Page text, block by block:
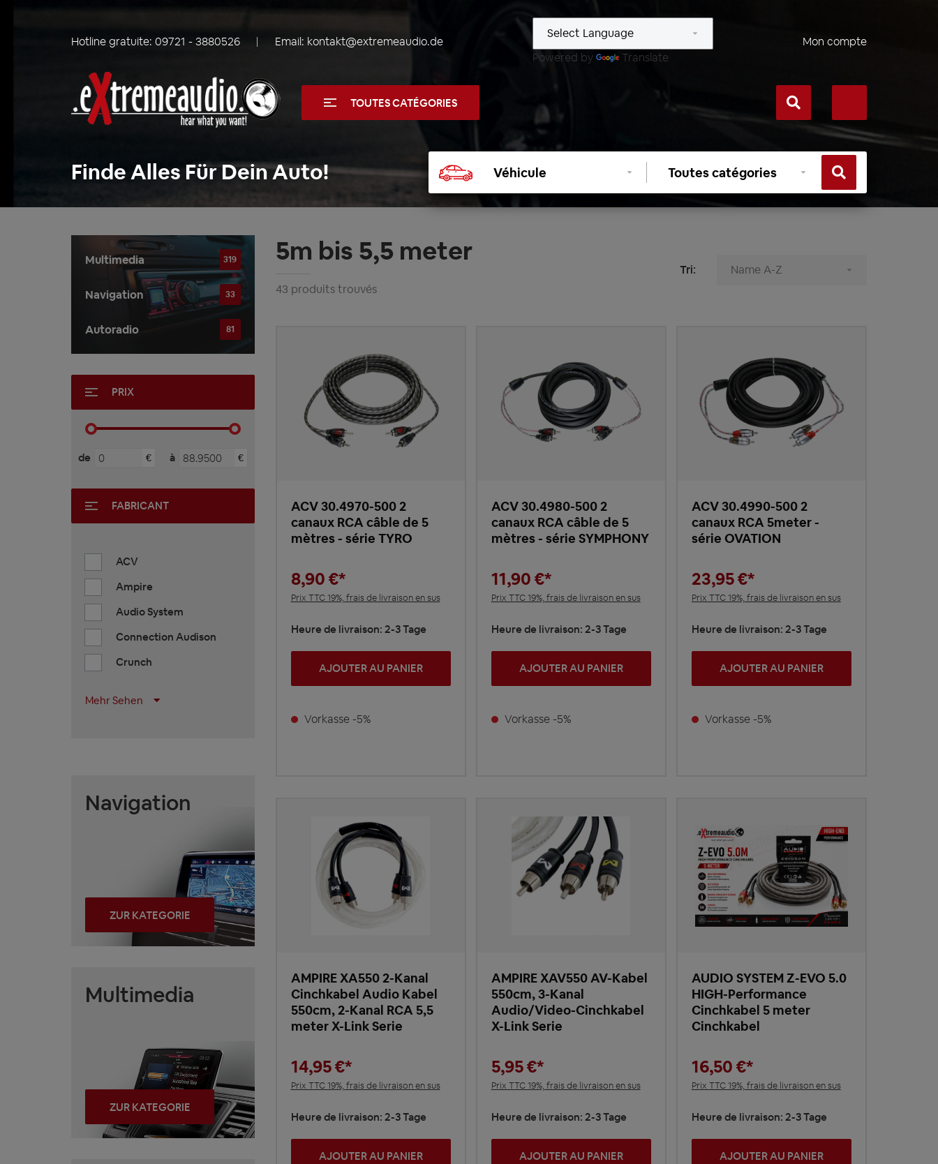
Hotline gratuite: 09721 - 3880526 Email: kontakt@extremeaudio.de
Powered by
Translate
Mon compte
TOUTES CATÉGORIES
Finde Alles Für Dein Auto!
un
véhicule
Sélectionner
catégorie
Multimedia 319
Navigation 33
Autoradio 81
PRIX
de € à €
FABRICANT
ACV
Ampire
Audio System
Connection Audison
Crunch
Mehr Sehen
Navigation
ZUR KATEGORIE
Multimedia
ZUR KATEGORIE
5m bis 5,5 meter
43 produits trouvés
Tri:
ACV 30.4970-500 2
canaux RCA câble de 5
mètres - série TYRO
8,90 €*
Prix TTC 19%, frais de livraison en sus
Heure de livraison: 2-3 Tage
AJOUTER AU PANIER
Vorkasse -5%
ACV 30.4980-500 2
canaux RCA câble de 5
mètres - série SYMPHONY
11,90 €*
Prix TTC 19%, frais de livraison en sus
Heure de livraison: 2-3 Tage
AJOUTER AU PANIER
Vorkasse -5%
ACV 30.4990-500 2
canaux RCA 5meter -
série OVATION
23,95 €*
Prix TTC 19%, frais de livraison en sus
Heure de livraison: 2-3 Tage
AJOUTER AU PANIER
Vorkasse -5%
AMPIRE XA550 2-Kanal
Cinchkabel Audio Kabel
550cm, 2-Kanal RCA 5,5
meter X-Link Serie
14,95 €*
Prix TTC 19%, frais de livraison en sus
Heure de livraison: 2-3 Tage
AJOUTER AU PANIER
AMPIRE XAV550 AV-Kabel
550cm, 3-Kanal
Audio/Video-Cinchkabel
X-Link Serie
5,95 €*
Prix TTC 19%, frais de livraison en sus
Heure de livraison: 2-3 Tage
AJOUTER AU PANIER
AUDIO SYSTEM Z-EVO 5.0
HIGH-Performance
Cinchkabel 5 meter
Cinchkabel
16,50 €*
Prix TTC 19%, frais de livraison en sus
Heure de livraison: 2-3 Tage
AJOUTER AU PANIER